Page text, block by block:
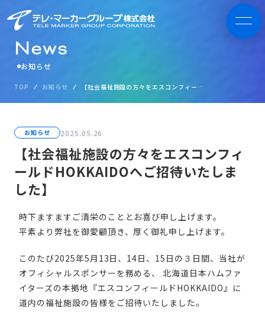
News
お知らせ
TOP お知らせ 【社会福祉施設の方々をエスコンフィールドHOKKAIDOへご招待いたしました】
お知らせ 2025.05.26
【社会福祉施設の方々をエスコンフィ
ールドHOKKAIDOへご招待いたしま
した】
時下ますますご清栄のこととお喜び申し上げます。
平素より弊社を御愛顧頂き、厚く御礼申し上げます。
このたび2025年5月13日、14日、15日の３日間、当社が
オフィシャルスポンサーを務める、 北海道日本ハムファ
イターズの本拠地『エスコンフィールドHOKKAIDO』に
道内の福祉施設の皆様をご招待いたしました。